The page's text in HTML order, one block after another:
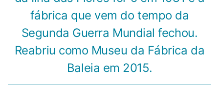
fábrica que vem do tempo da
Segunda Guerra Mundial fechou.
Reabriu como Museu da Fábrica da
Baleia em 2015.